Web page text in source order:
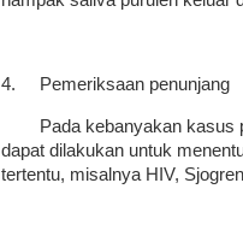
4. Pemeriksaan penunjang
Pada kebanyakan kasus
dapat dilakukan untuk
tertentu, misalnya HIV,